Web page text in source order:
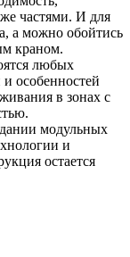
частями. И для
а можно обойтись
краном.
любых
особенностей
в зонах с
модульных
и
остается